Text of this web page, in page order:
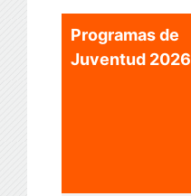
Programas de
Juventud 2026